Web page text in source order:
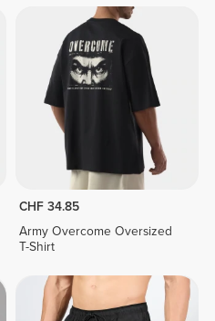
CHF 34.85
Army Overcome Oversized
T-Shirt